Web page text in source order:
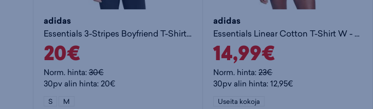
adidas
Essentials 3-Stripes Boyfriend T-Shirt W - naisten t-paita
20€
Norm. hinta:30€
30pv alin hinta: 20€
S M
adidas
Essentials Linear Cotton T-Shirt W - naisten t-paita
14,99€
Norm. hinta:23€
30pv alin hinta: 12,95€
Useita kokoja